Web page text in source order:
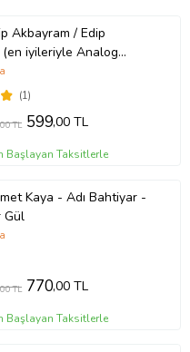
Akbayram / Edip
iyileriyle Analog
(1)
TL 599,00 TL
Başlayan Taksitlerle
Kaya - Adı Bahtiyar -
Gül
TL 770,00 TL
Başlayan Taksitlerle